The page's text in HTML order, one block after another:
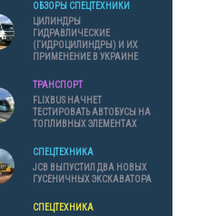
ОБЗОРЫ СПЕЦТЕХНИКИ
ЦИЛИНДРЫ
ГИДРАВЛИЧЕСКИЕ
(ГИДРОЦИЛИНДРЫ) И ИХ
ПРИМЕНЕНИЕ В УКРАИНЕ
ТРАНСПОРТ
FLIXBUS НАЧНЕТ
ТЕСТИРОВАТЬ АВТОБУСЫ НА
ТОПЛИВНЫХ ЭЛЕМЕНТАХ
СПЕЦТЕХНИКА
JCB ВЫПУСТИЛ ДВА НОВЫХ
ГУСЕНИЧНЫХ ЭКСКАВАТОРА
СПЕЦТЕХНИКА